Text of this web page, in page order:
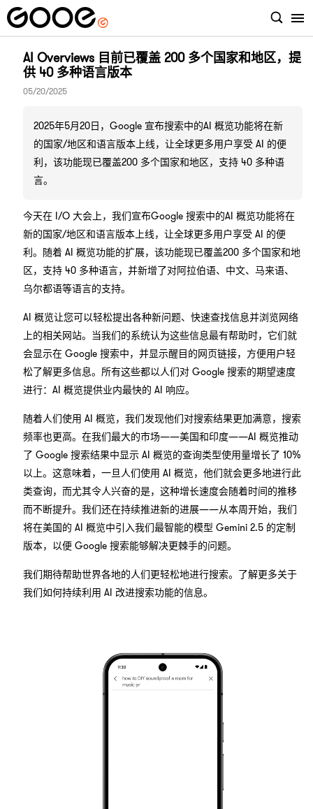
AI Overviews 目前已覆盖 200 多个国家和地区，提
供 40 多种语言版本
05/20/2025
2025年5月20日，Google 宣布搜索中的AI 概览功能将在新
的国家/地区和语言版本上线，让全球更多用户享受 AI 的便
利，该功能现已覆盖200 多个国家和地区，支持 40 多种语
言。
今天在 I/O 大会上，我们宣布Google 搜索中的AI 概览功能将在
新的国家/地区和语言版本上线，让全球更多用户享受 AI 的便
利。随着 AI 概览功能的扩展，该功能现已覆盖200 多个国家和地
区，支持 40 多种语言，并新增了对阿拉伯语、中文、马来语、
乌尔都语等语言的支持。
AI 概览让您可以轻松提出各种新问题、快速查找信息并浏览网络
上的相关网站。当我们的系统认为这些信息最有帮助时，它们就
会显示在 Google 搜索中，并显示醒目的网页链接，方便用户轻
松了解更多信息。所有这些都以人们对 Google 搜索的期望速度
进行：AI 概览提供业内最快的 AI 响应。
随着人们使用 AI 概览，我们发现他们对搜索结果更加满意，搜索
频率也更高。在我们最大的市场——美国和印度——AI 概览推动
了 Google 搜索结果中显示 AI 概览的查询类型使用量增长了 10%
以上。这意味着，一旦人们使用 AI 概览，他们就会更多地进行此
类查询，而尤其令人兴奋的是，这种增长速度会随着时间的推移
而不断提升。我们还在持续推进新的进展——从本周开始，我们
将在美国的 AI 概览中引入我们最智能的模型 Gemini 2.5 的定制
版本，以便 Google 搜索能够解决更棘手的问题。
我们期待帮助世界各地的人们更轻松地进行搜索。了解更多关于
我们如何持续利用 AI 改进搜索功能的信息。